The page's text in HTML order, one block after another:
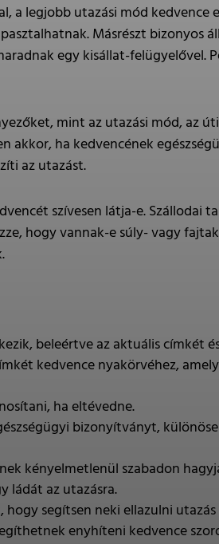
a legjobb utazási mód kedvence
Másrészt bizonyos
egy kisállat-felügyelővel.
mint az utazási mód, az úti
ha kedvencének
az utazást.
szívesen látja-e. Szállodai
hogy vannak-e súly- vagy
beleértve az aktuális címkét
kedvence nyakörvéhez,
ha eltévedne.
bizonyítványt,
kényelmetlenül szabadon
ládát az utazásra.
segítsen neki ellazulni
enyhíteni kedvence